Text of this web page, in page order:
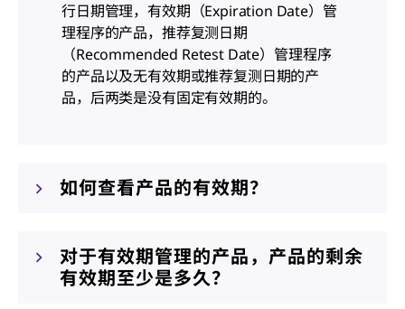
行日期管理，有效期（Expiration Date）管
理程序的产品，推荐复测日期
（Recommended Retest Date）管理程序
的产品以及无有效期或推荐复测日期的产
品，后两类是没有固定有效期的。
如何查看产品的有效期？
对于有效期管理的产品，产品的剩余
有效期至少是多久？